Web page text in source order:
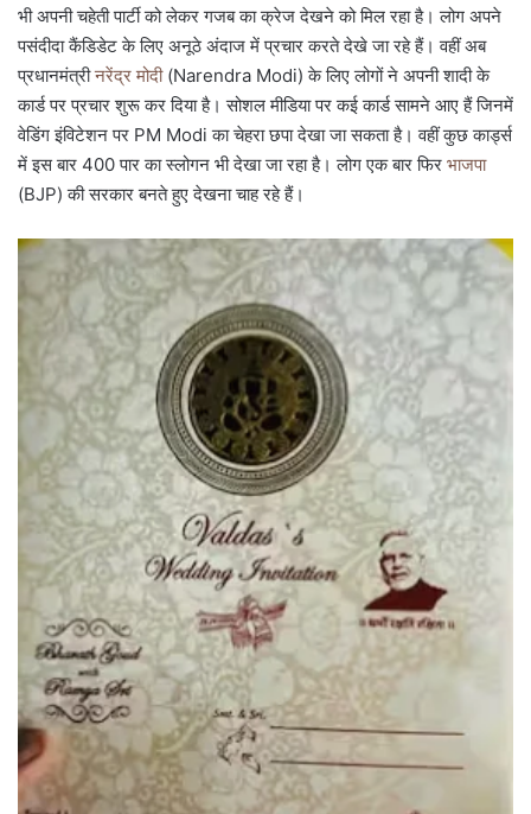
भी अपनी चहेती पार्टी को लेकर गजब का क्रेज देखने को मिल रहा है। लोग अपने
पसंदीदा कैंडिडेट के लिए अनूठे अंदाज में प्रचार करते देखे जा रहे हैं। वहीं अब
प्रधानमंत्रीनरेंद्र मोदी(Narendra Modi) के लिए लोगों ने अपनी शादी के
कार्ड पर प्रचार शुरू कर दिया है। सोशल मीडिया पर कई कार्ड सामने आए हैं जिनमें
वेडिंग इंविटेशन पर PM Modi का चेहरा छपा देखा जा सकता है। वहीं कुछ कार्ड्स
में इस बार 400 पार का स्लोगन भी देखा जा रहा है। लोग एक बार फिर भाजपा
(BJP) की सरकार बनते हुए देखना चाह रहे हैं।